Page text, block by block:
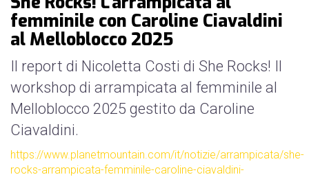
nostri
sponsor
accoglienza
regolamento
femminile con Caroline Ciavaldini
al Melloblocco 2025
Il report di Nicoletta Costi di She Rocks! Il
workshop di arrampicata al femminile al
Melloblocco 2025 gestito da Caroline
Ciavaldini.
https://www.planetmountain.com/it/notizie/arrampicata/she-
rocks-arrampicata-femminile-caroline-ciavaldini-